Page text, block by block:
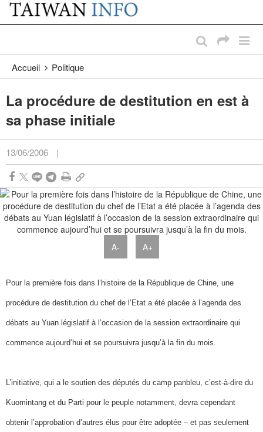
Passer au contenu principal
:::
Accueil Politique
La procédure de destitution en est à
sa phase initiale
13/06/2006 |
A- A+
Pour la première fois dans l’histoire de la République de Chine, une
procédure de destitution du chef de l’Etat a été placée à l’agenda des
débats au Yuan législatif à l’occasion de la session extraordinaire qui
commence aujourd’hui et se poursuivra jusqu’à la fin du mois.
L’initiative, qui a le soutien des députés du camp panbleu, c’est-à-dire du
Kuomintang et du Parti pour le peuple notamment, devra cependant
obtenir l’approbation d’autres élus pour être adoptée – et pas seulement